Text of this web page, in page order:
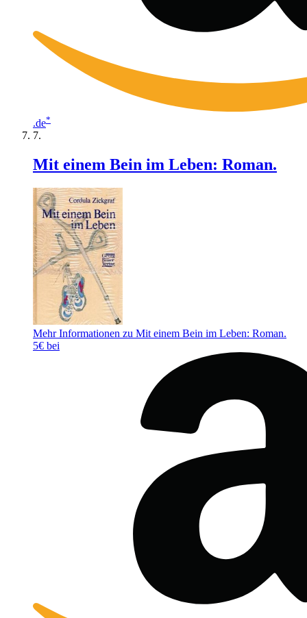
.de*
Mit einem Bein im Leben: Roman.
Mehr Informationen zu Mit einem Bein im Leben: Roman.
5€ bei